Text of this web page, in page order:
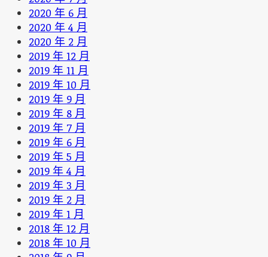
2020 年 6 月
2020 年 4 月
2020 年 2 月
2019 年 12 月
2019 年 11 月
2019 年 10 月
2019 年 9 月
2019 年 8 月
2019 年 7 月
2019 年 6 月
2019 年 5 月
2019 年 4 月
2019 年 3 月
2019 年 2 月
2019 年 1 月
2018 年 12 月
2018 年 10 月